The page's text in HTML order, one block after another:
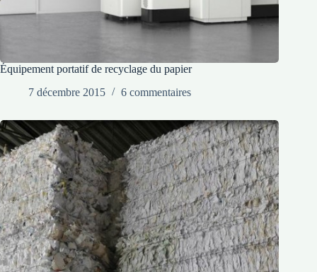
Équipement portatif de recyclage du papier
7 décembre 2015
6 commentaires